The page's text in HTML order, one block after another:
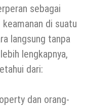
sebagai
di suatu
langsung tanpa
lengkapnya,
dari:
dan orang-